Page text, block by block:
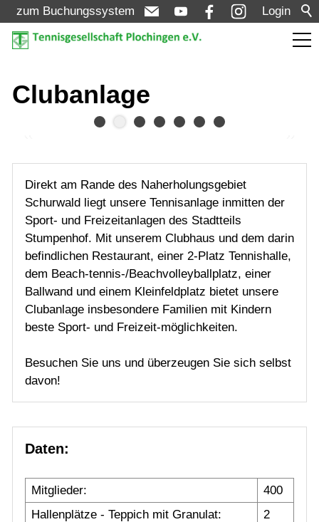
Login
zum Buchungssystem
Aktuelles
Turniere
Verein
Vorstand
Clubanlage
Tennishalle
Beachvolleyball
Schnuppern / Mitglied werden
Download
Historie
Sponsoren
Kooperation
Mannschaften
Clubanlage
Direkt am Rande des Naherholungsgebiet
Schurwald liegt unsere Tennisanlage inmitten der
Sport- und Freizeitanlagen des Stadtteils
Stumpenhof. Mit unserem Clubhaus und dem darin
befindlichen Restaurant, einer 2-Platz Tennishalle,
dem Beach-tennis-/Beachvolleyballplatz, einer
Ballwand und einem Kleinfeldplatz bietet unsere
Clubanlage insbesondere Familien mit Kindern
beste Sport- und Freizeit-möglichkeiten.
Besuchen Sie uns und überzeugen Sie sich selbst
davon!
Daten:
Mitglieder:
400
Hallenplätze - Teppich mit Granulat:
2